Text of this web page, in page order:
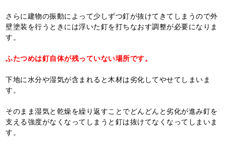
さらに建物の振動によって少しずつ釘が抜けてきてしまうので外
壁塗装を行うときには浮いた釘を打ちなおす調整が必要になりま
す。
ふたつめは釘自体が残っていない場所です。
下地に水分や湿気が含まれると木材は劣化してやせてしまいま
す。
そのまま湿気と乾燥を繰り返すことでどんどんと劣化が進み釘を
支える強度がなくなってしまうと釘は抜けてなくなってしまいま
す。